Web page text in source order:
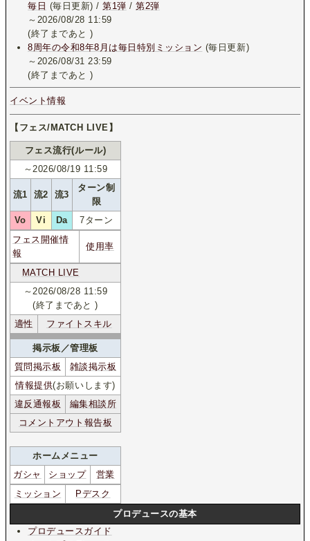
毎日 (毎日更新) /第1弾 /第2弾
～2026/08/28 11:59
(終了まであと)
8周年の令和8年8月は毎日特別ミッション (毎日更新)
～2026/08/31 23:59
(終了まであと)
イベント情報
【フェス/MATCH LIVE】
フェス流行(ルール)
～2026/08/19 11:59
流1 流2 流3
ターン制
限
Vo
Vi Da
7ターン
フェス開催情
報
使用率
MATCH LIVE
適性 ファイトスキル
～2026/08/28 11:59
(終了まであと)
違反通報板
編集相談所
コメントアウト報告板
掲示板／管理板
質問掲示板
雑談掲示板
情報提供(お願いします)
ホームメニュー
ガシャ
ショップ
営業
ミッション
Pデスク
プロデュースの基本
プロデュースガイド